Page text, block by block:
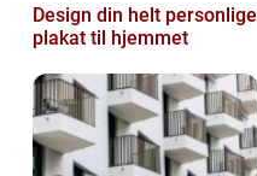
Design din helt personlige
plakat til hjemmet